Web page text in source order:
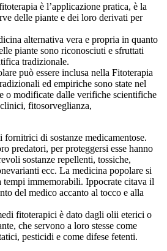
è l’applicazione pratica, è la
delle piante e dei loro derivati per
alternativa vera e propria in quanto
piante sono riconosciuti e sfruttati
tradizionale.
può essere inclusa nella Fitoterapia
ed empiriche sono state nel
o modificate dalle verifiche scientifiche
fitosorveglianza,
di sostanze medicamentose.
predatori, per proteggersi esse hanno
sostanze repellenti, tossiche,
ecc. La medicina popolare si
tempi immemorabili. Ippocrate citava il
del medico accanto al tocco e alla
fitoterapici è dato dagli olii eterici o
che servono a loro stesse come
pesticidi e come difese fetenti.